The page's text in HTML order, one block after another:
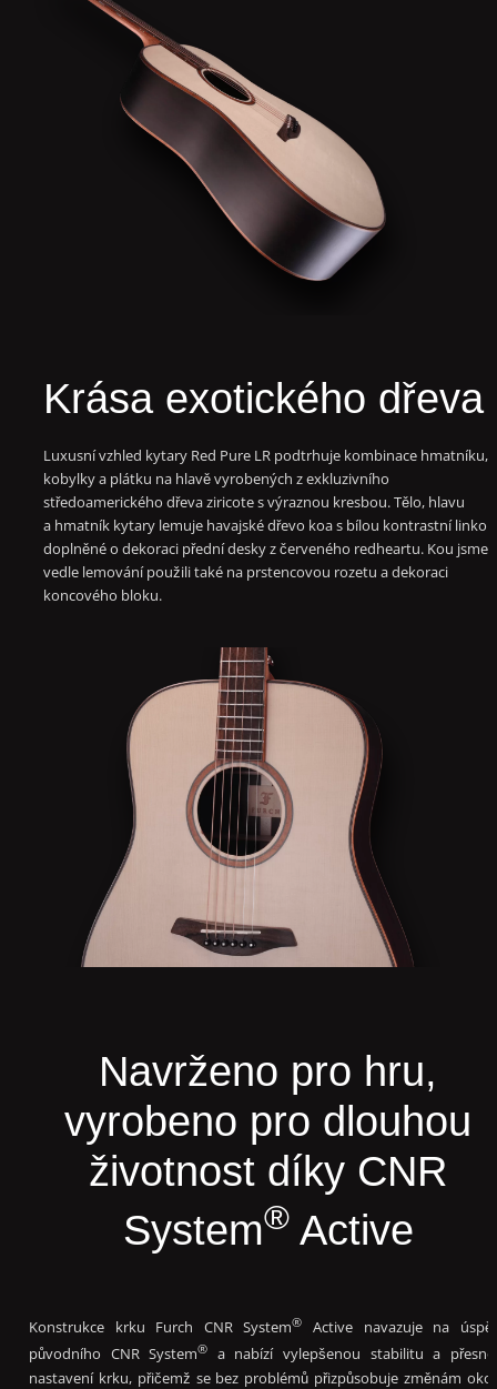
Krása exotického dřeva
Luxusní vzhled kytary Red Pure LR podtrhuje kombinace hmatníku,
kobylky a plátku na hlavě vyrobených z exkluzivního
středoamerického dřeva ziricote s výraznou kresbou. Tělo, hlavu
a hmatník kytary lemuje havajské dřevo koa s bílou kontrastní
doplněné o dekoraci přední desky z červeného redheartu. Kou jsme
vedle lemování použili také na prstencovou rozetu a dekoraci
koncového bloku.
Navrženo pro hru,
vyrobeno pro dlouhou
životnost díky CNR
System®Active
Konstrukce krku Furch CNR System®
Active navazuje na
původního CNR System® a nabízí vylepšenou stabilitu a
nastavení krku, přičemž se bez problémů přizpůsobuje změnám